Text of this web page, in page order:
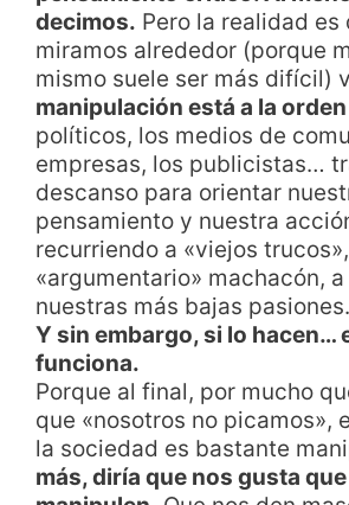
decimos. Pero la realidad es
miramos alrededor (porque
mismo suele ser más difícil)
manipulación está a la
políticos, los medios de
empresas, los publicistas…
descanso para orientar
pensamiento y nuestra
recurriendo a «viejos
«argumentario» machacón,
nuestras más bajas
Y sin embargo, si lo hacen…
funciona.
Porque al final, por mucho
que «nosotros no picamos»,
la sociedad es bastante
más, diría que nos gusta